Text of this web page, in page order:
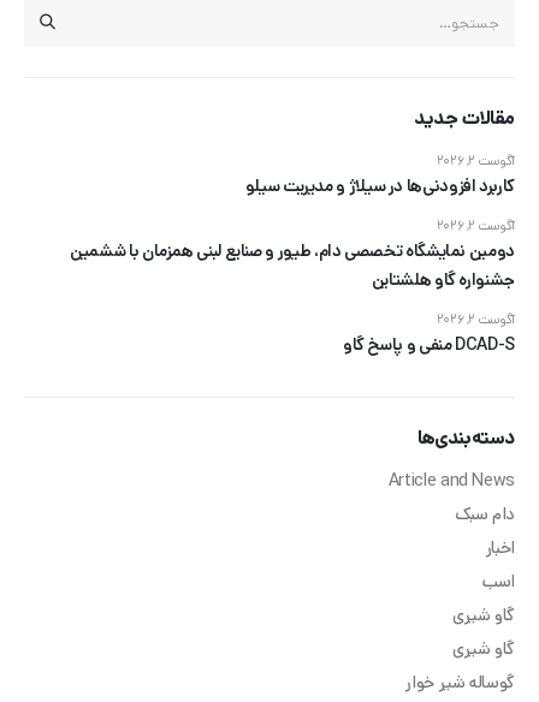
مقالات جدید
کاربرد افزودنی‌ها در سیلاژ و مدیریت سیلو
آگوست 2, 2026
دومین نمایشگاه تخصصی دام، طیور و صنایع لبنی همزمان با ششمین
جشنواره گاو هلشتاین
آگوست 2, 2026
DCAD-S منفی و پاسخ گاو
آگوست 2, 2026
دسته‌بندی‌ها
Article and News
دام سبک
اخبار
اسب
گاو شیری
گاو شیری
گوساله شیر خوار